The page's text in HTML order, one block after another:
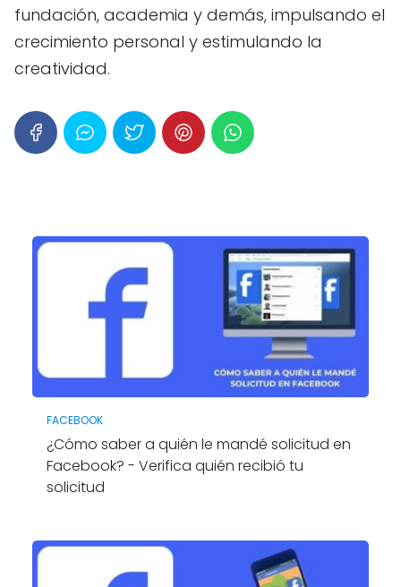
fundación, academia y demás, impulsando el
crecimiento personal y estimulando la
creatividad.
FACEBOOK
¿Cómo saber a quién le mandé solicitud en
Facebook? - Verifica quién recibió tu
solicitud